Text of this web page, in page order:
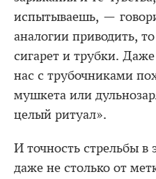
испытываешь, —
аналогии приводить,
сигарет и трубки. Даже
нас с трубочниками
мушкета или
целый ритуал».
И точность стрельбы в
даже не столько от